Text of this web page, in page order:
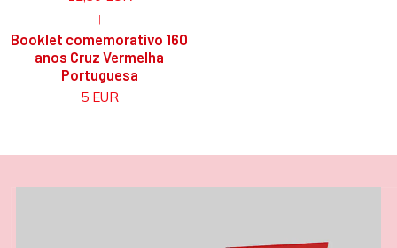
|
Booklet comemorativo 160
anos Cruz Vermelha
Portuguesa
5 EUR